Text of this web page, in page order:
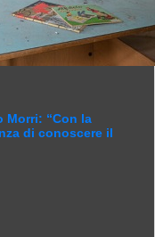
Morri: “Con la
di conoscere il